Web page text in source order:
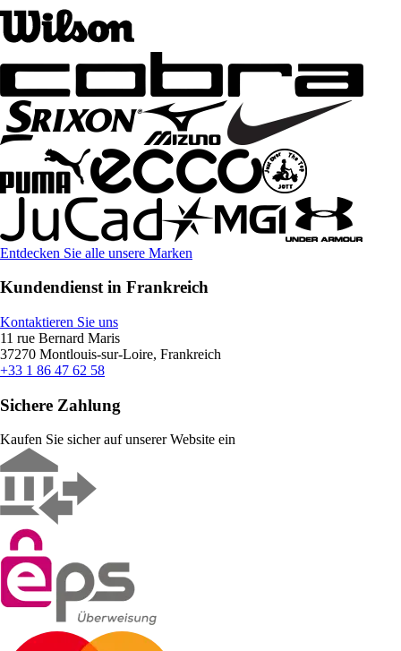
Entdecken Sie alle unsere Marken
Kundendienst in Frankreich
Kontaktieren Sie uns
11 rue Bernard Maris
37270 Montlouis-sur-Loire, Frankreich
+33 1 86 47 62 58
Sichere Zahlung
Kaufen Sie sicher auf unserer Website ein